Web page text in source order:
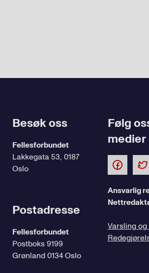
Besøk oss
Fellesforbundet
Lakkegata 53, 0187
Oslo
Postadresse
Fellesforbundet
Postboks 9199
Grønland 0134 Oslo
Følg
medier
Ansvarlig
Varsling